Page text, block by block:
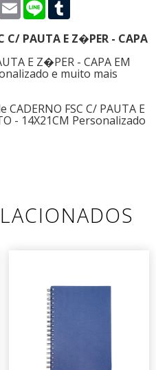
EmailLine
C/ PAUTA E Z�PER - CAPA
E Z�PER - CAPA EM
e muito mais
FSC C/ PAUTA E
- 14X21CM Personalizado